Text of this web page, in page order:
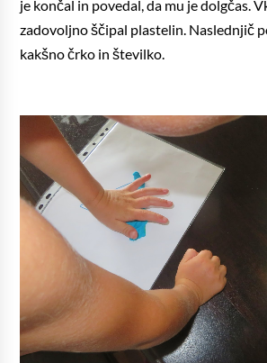
je končal in povedal, da mu je dolgčas.
zadovoljno ščipal plastelin. Naslednjič
kakšno črko in številko.